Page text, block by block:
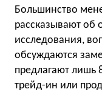
Большинство
рассказывают об
исследования,
обсуждаются
предлагают лишь
трейд-ин или